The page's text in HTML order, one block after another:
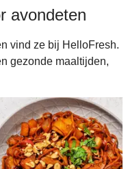
avondeten
vind ze bij HelloFresh.
gezonde maaltijden,